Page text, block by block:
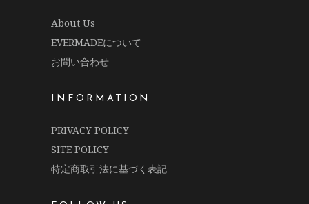
About Us
EVERMADEについて
お問い合わせ
INFORMATION
PRIVACY POLICY
SITE POLICY
特定商取引法に基づく表記